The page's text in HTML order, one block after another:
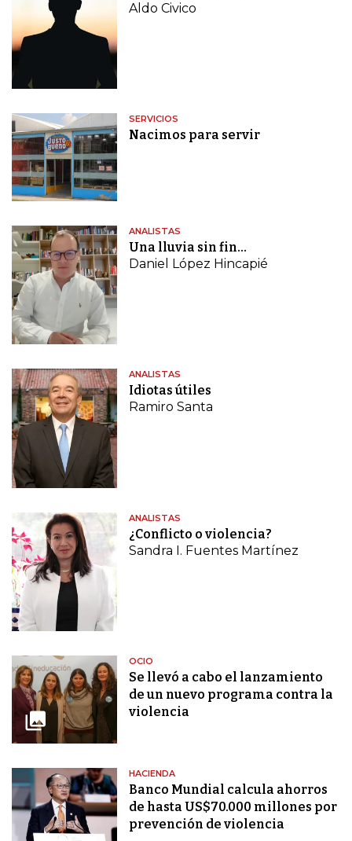
Aldo Civico
SERVICIOS
Nacimos para servir
ANALISTAS
Una lluvia sin fin…
Daniel López Hincapié
ANALISTAS
Idiotas útiles
Ramiro Santa
ANALISTAS
¿Conflicto o violencia?
Sandra I. Fuentes Martínez
OCIO
Se llevó a cabo el lanzamiento
de un nuevo programa contra la
violencia
HACIENDA
Banco Mundial calcula ahorros
de hasta US$70.000 millones por
prevención de violencia